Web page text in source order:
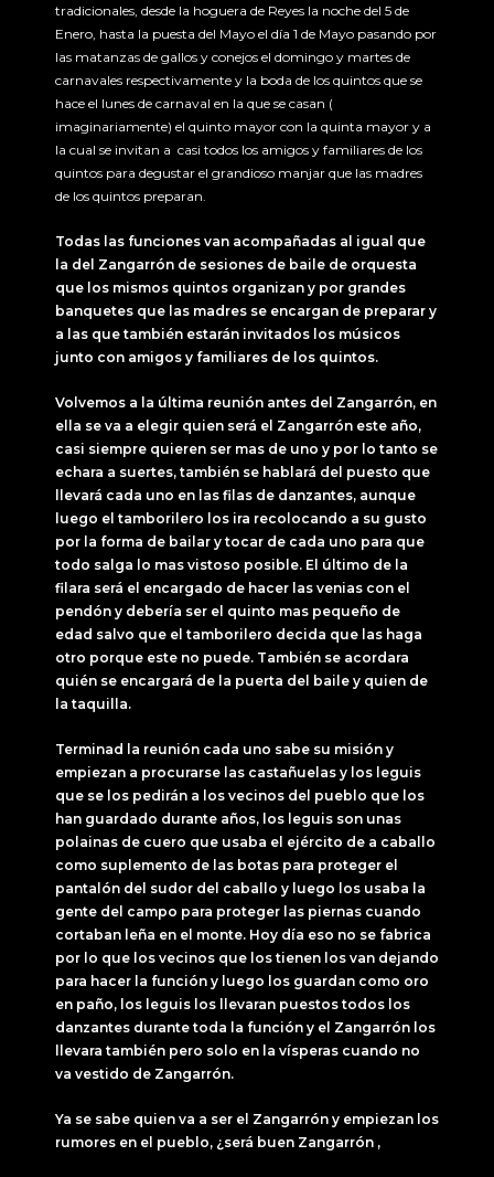
tradicionales, desde la hoguera de Reyes la noche del 5 de
Enero, hasta la puesta del Mayo el día 1 de Mayo pasando por
las matanzas de gallos y conejos el domingo y martes de
carnavales respectivamente y la boda de los quintos que se
hace el lunes de carnaval en la que se casan (
imaginariamente) el quinto mayor con la quinta mayor y a
la cual se invitan a casi todos los amigos y familiares de los
quintos para degustar el grandioso manjar que las madres
de los quintos preparan.
Todas las funciones van acompañadas al igual que
la del Zangarrón de sesiones de baile de orquesta
que los mismos quintos organizan y por grandes
banquetes que las madres se encargan de preparar y
a las que también estarán invitados los músicos
junto con amigos y familiares de los quintos.
Volvemos a la última reunión antes del Zangarrón, en
ella se va a elegir quien será el Zangarrón este año,
casi siempre quieren ser mas de uno y por lo tanto se
echara a suertes, también se hablará del puesto que
llevará cada uno en las filas de danzantes, aunque
luego el tamborilero los ira recolocando a su gusto
por la forma de bailar y tocar de cada uno para que
todo salga lo mas vistoso posible. El último de la
filara será el encargado de hacer las venias con el
pendón y debería ser el quinto mas pequeño de
edad salvo que el tamborilero decida que las haga
otro porque este no puede. También se acordara
quién se encargará de la puerta del baile y quien de
la taquilla.
Terminad la reunión cada uno sabe su misión y
empiezan a procurarse las castañuelas y los leguis
que se los pedirán a los vecinos del pueblo que los
han guardado durante años, los leguis son unas
polainas de cuero que usaba el ejército de a caballo
como suplemento de las botas para proteger el
pantalón del sudor del caballo y luego los usaba la
gente del campo para proteger las piernas cuando
cortaban leña en el monte. Hoy día eso no se fabrica
por lo que los vecinos que los tienen los van dejando
para hacer la función y luego los guardan como oro
en paño, los leguis los llevaran puestos todos los
danzantes durante toda la función y el Zangarrón los
llevara también pero solo en la vísperas cuando no
va vestido de Zangarrón.
Ya se sabe quien va a ser el Zangarrón y empiezan los
rumores en el pueblo, ¿será buen Zangarrón ,